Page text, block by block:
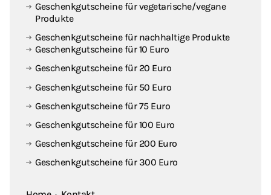
Geschenkgutscheine für 10 Euro
Geschenkgutscheine für 20 Euro
Geschenkgutscheine für 50 Euro
Geschenkgutscheine für 75 Euro
Geschenkgutscheine für 100 Euro
Geschenkgutscheine für 200 Euro
Geschenkgutscheine für 300 Euro
Geschenkgutscheine für vegetarische / vegane
Produkte
Geschenkgutscheine für nachhaltige Produkte